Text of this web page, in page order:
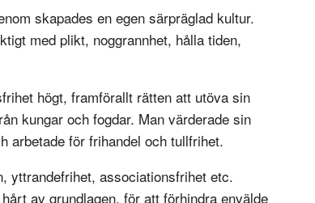
skapades en egen särpräglad kultur.
med plikt, noggrannhet, hålla tiden,
högt, framförallt rätten att utöva sin
kungar och fogdar. Man värderade sin
arbetade för frihandel och tullfrihet.
yttrandefrihet, associationsfrihet etc.
av grundlagen, för att förhindra envälde